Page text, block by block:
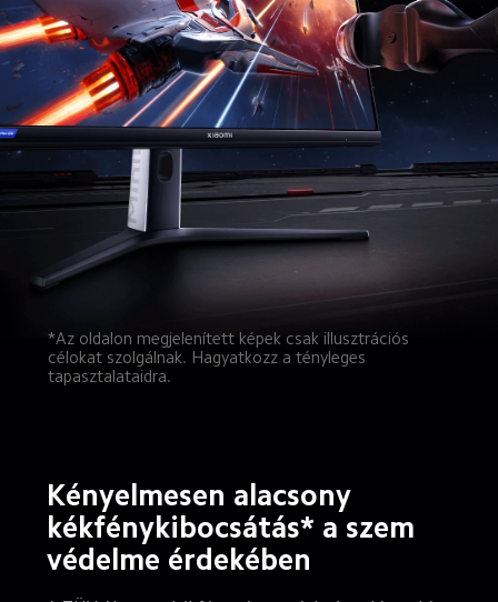
*Az oldalon megjelenített képek csak illusztrációs
célokat szolgálnak. Hagyatkozz a tényleges
tapasztalataidra.
Kényelmesen alacsony
kékfénykibocsátás* a szem
védelme érdekében